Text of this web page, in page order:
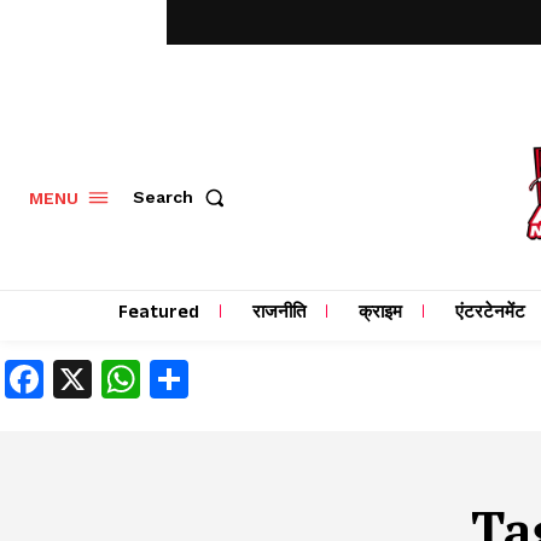
MENU Search
Featured राजनीति क्राइम एंटरटेनमेंट
Facebook
X WhatsApp